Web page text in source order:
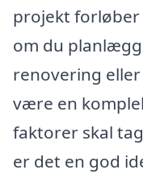
projekt
om du
renovering
være en
faktorer skal
er det en god